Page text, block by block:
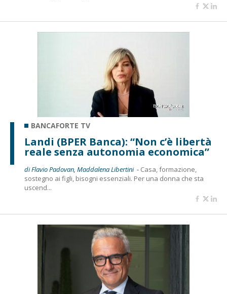
BANCAFORTE TV
Landi (BPER Banca): “Non c’è libertà
reale senza autonomia economica”
di Flavio Padovan, Maddalena Libertini - Casa, formazione,
sostegno ai figli, bisogni essenziali. Per una donna che sta
uscend...